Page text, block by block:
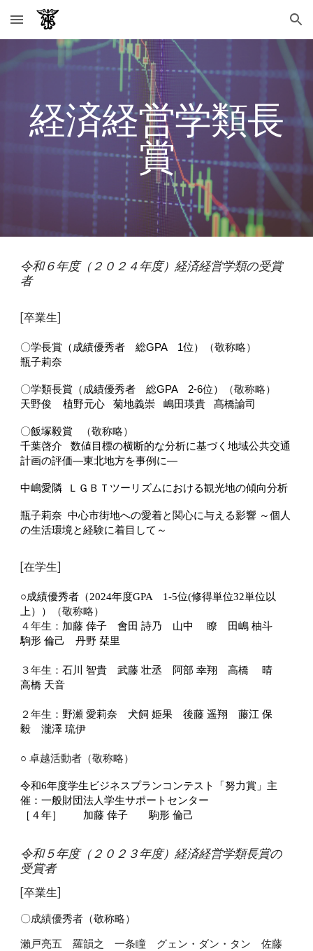
Skip to main content Skip to navigation
経済経営学類長
賞
令和６年度（２０２ ４年度）経済経営学類の受賞
者
[卒業生]
〇学長賞（成績優秀者 総GPA 1位） （敬称略）
瓶子莉奈
〇学類長賞（成績優秀者 総GPA 2-6位） （敬称略）
天野俊 植野元心 菊地義崇 嶋田瑛貴 髙橋諭司
〇飯塚毅賞 （敬称略）
千葉啓介
数値目標の横断的な分析に基づく地域公共交通
計画の評価―東北地方を事例に―
中嶋愛隣 ＬＧＢＴツーリズムにおける観光地の傾向分析
瓶子莉奈 中心市街地への愛着と関心に与える影響 ～個人
の生活環境と経験に着目して～
[在学生]
○成績優秀者（2024年度GPA 1-5位(修得単位32単位以
上））
（敬称略）
４年生： 加藤 倖子 會田 詩乃 山中 瞭 田嶋 柚斗
駒形 倫己 丹野 栞里
３年生：石川 智貴 武藤 壮丞 阿部 幸翔 高橋 晴
高橋 天音
２年生：野瀬 愛莉奈 犬飼 姫果 後藤 遥翔 藤江 保
毅 瀧澤 琉伊
○卓越活動者（敬称略）
令和6年度学生ビジネスプランコンテスト「努力賞」主
催：一般財団法人学生サポートセンター
［４年］ 加藤 倖子 駒形 倫己
令和５年度（２０２ ３年度）経済経営学類長賞の
受賞者
[卒業生]
〇成績優秀者（敬称略）
瀨戸亮五 羅韻之 一条瞳 グェン・ダン・タン 佐藤